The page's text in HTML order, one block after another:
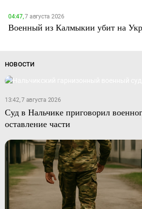
04:47,7 августа 2026
Военный из Калмыкии убит на
НОВОСТИ
13:42, 7 августа 2026
Суд в Нальчике приговорил
оставление части